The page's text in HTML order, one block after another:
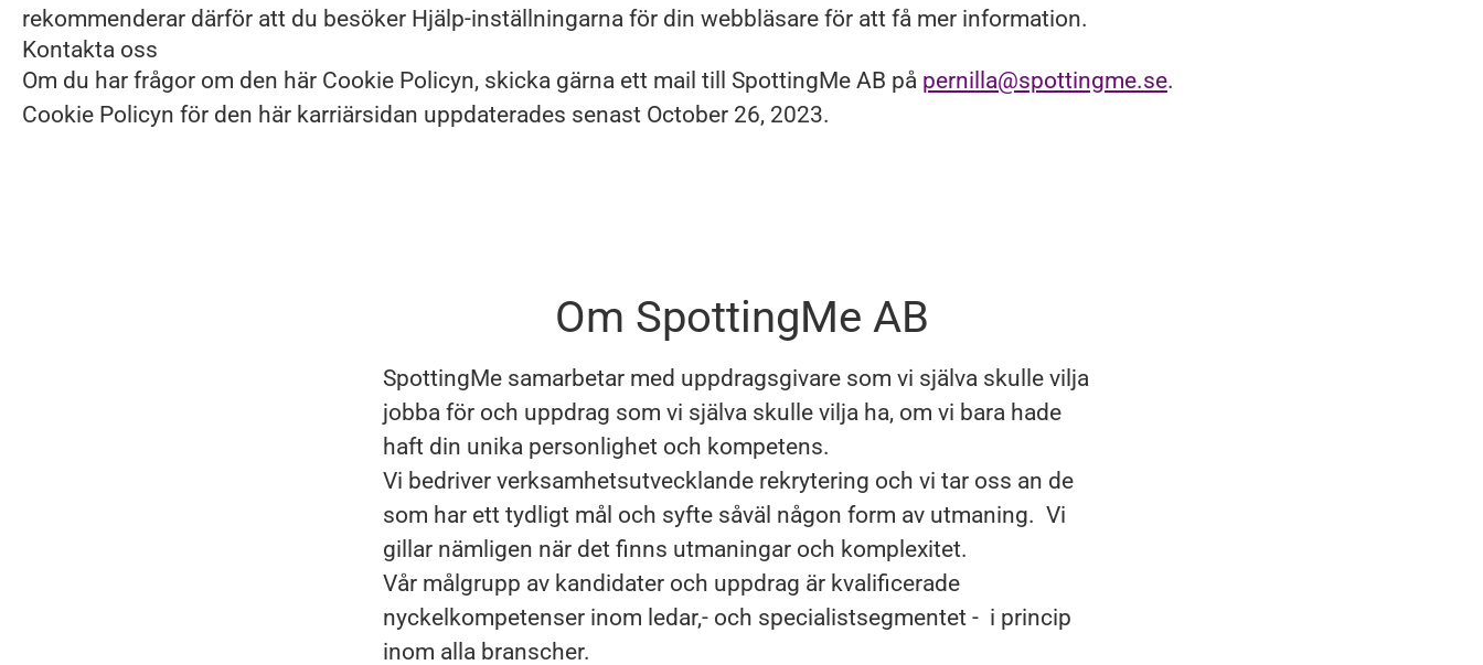
rekommenderar därför att du besöker Hjälp-inställningarna för din webbläsare för att få mer information.
Kontakta oss
Om du har frågor om den här Cookie Policyn, skicka gärna ett mail till SpottingMe AB på pernilla@spottingme.se.
Cookie Policyn för den här karriärsidan uppdaterades senast October 26, 2023.
Om SpottingMe AB
SpottingMe samarbetar med uppdragsgivare som vi själva skulle vilja
jobba för och uppdrag som vi själva skulle vilja ha, om vi bara hade
haft din unika personlighet och kompetens.
Vi bedriver verksamhetsutvecklande rekrytering och vi tar oss an de
som har ett tydligt mål och syfte såväl någon form av utmaning. Vi
gillar nämligen när det finns utmaningar och komplexitet.
Vår målgrupp av kandidater och uppdrag är kvalificerade
nyckelkompetenser inom ledar,- och specialistsegmentet - i princip
inom alla branscher.